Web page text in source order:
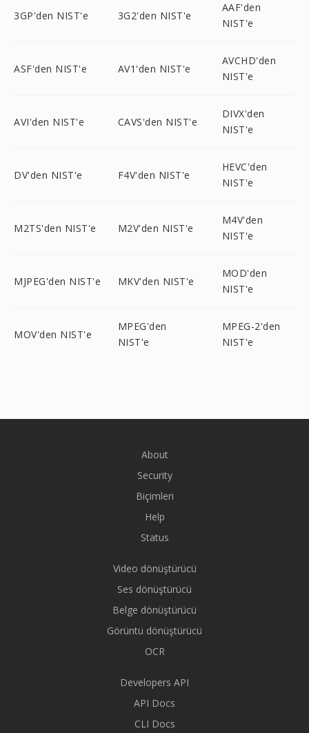
3GP'den NIST'e 3G2'den NIST'e
AAF'den
NIST'e
ASF'den NIST'e AV1'den NIST'e
AVCHD'den
NIST'e
AVI'den NIST'e CAVS'den NIST'e
DIVX'den
NIST'e
DV'den NIST'e F4V'den NIST'e
HEVC'den
NIST'e
M2TS'den NIST'e M2V'den NIST'e
M4V'den
NIST'e
MJPEG'den NIST'e MKV'den NIST'e
MOD'den
NIST'e
MOV'den NIST'e
MPEG'den
NIST'e
MPEG-2'den
NIST'e
About
Security
Biçimleri
Help
Status
Video dönüştürücü
Ses dönüştürücü
Belge dönüştürücü
Görüntü dönüştürücü
OCR
Developers API
API Docs
CLI Docs